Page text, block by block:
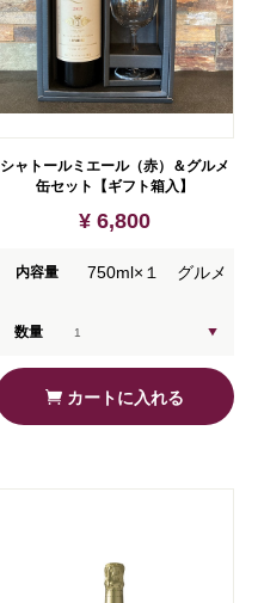
シャトールミエール（赤）＆グルメ
缶セット【ギフト箱入】
¥ 6,800
内容量 750ml×１ グルメ
数量
カートに入れる